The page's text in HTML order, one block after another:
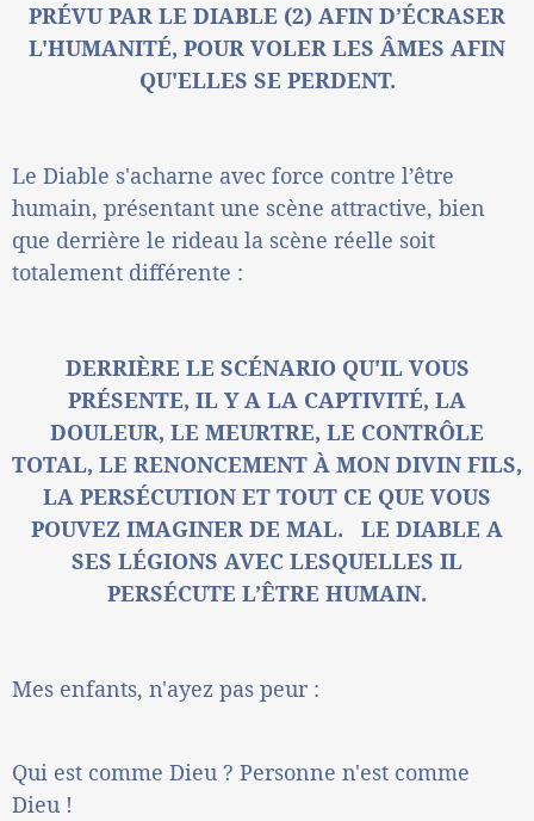
PRÉVU PAR LE DIABLE (2) AFIN D’ÉCRASER
L'HUMANITÉ, POUR VOLER LES ÂMES AFIN
QU'ELLES SE PERDENT.
Le Diable s'acharne avec force contre l’être
humain, présentant une scène attractive, bien
que derrière le rideau la scène réelle soit
totalement différente :
DERRIÈRE LE SCÉNARIO QU'IL VOUS
PRÉSENTE, IL Y A LA CAPTIVITÉ, LA
DOULEUR, LE MEURTRE, LE CONTRÔLE
TOTAL, LE RENONCEMENT À MON DIVIN FILS,
LA PERSÉCUTION ET TOUT CE QUE VOUS
POUVEZ IMAGINER DE MAL. LE DIABLE A
SES LÉGIONS AVEC LESQUELLES IL
PERSÉCUTE L’ÊTRE HUMAIN.
Mes enfants, n'ayez pas peur :
Qui est comme Dieu ? Personne n'est comme
Dieu !